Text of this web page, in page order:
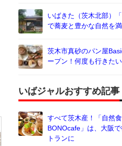
いばきた（茨木北部）
で蕎麦と豊かな自然を
茨木市真砂のパン屋
ープン！何度も行きた
いばジャルおすすめ記事
すべて茨木産！「自然
BONOcafe」は、大阪
トランに